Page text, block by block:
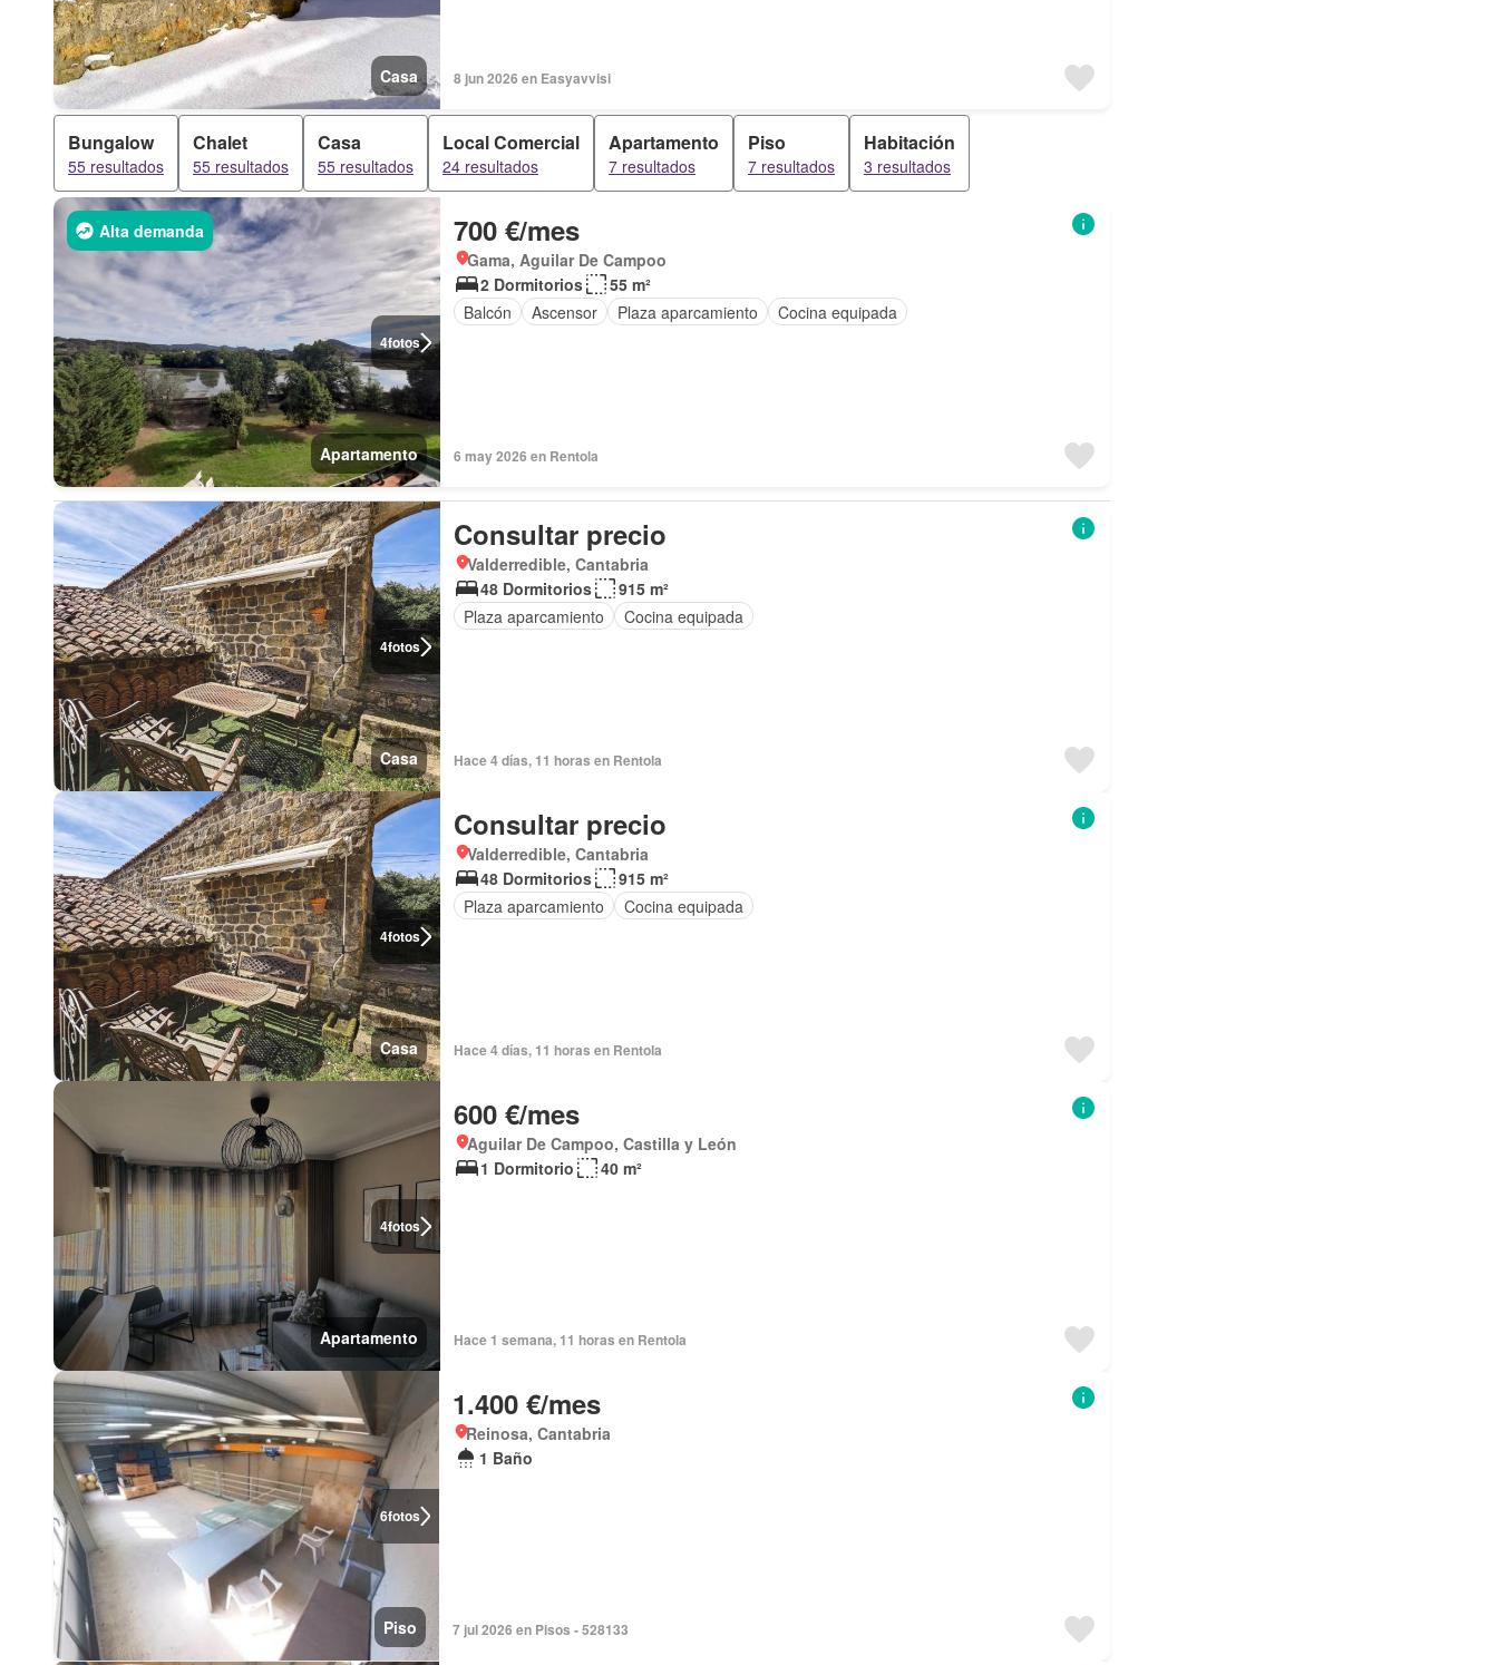
Casa 8 jun 2026 en Easyavvisi
Bungalow
55 resultados
Chalet
55 resultados
Casa
55 resultados
Local Comercial
24 resultados
Apartamento
7 resultados
Piso
7 resultados
Habitación
3 resultados
4fotos
Alta demanda
Apartamento
700 €/mes
Gama, Aguilar De Campoo
2 Dormitorios
55 m²
Balcón
Ascensor Plaza aparcamiento Cocina equipada
6 may 2026 en Rentola
4fotos
Casa
Consultar precio
Valderredible, Cantabria
48 Dormitorios
915 m²
Plaza aparcamiento
Cocina equipada
Hace 4 días, 11 horas en Rentola
4fotos
Casa
Consultar precio
Valderredible, Cantabria
48 Dormitorios
915 m²
Plaza aparcamiento
Cocina equipada
Hace 4 días, 11 horas en Rentola
4fotos
Apartamento
600 €/mes
Aguilar De Campoo, Castilla y León
1 Dormitorio
40 m²
Hace 1 semana, 11 horas en Rentola
6fotos
Piso
1.400 €/mes
Reinosa, Cantabria
1 Baño
7 jul 2026 en Pisos - 528133